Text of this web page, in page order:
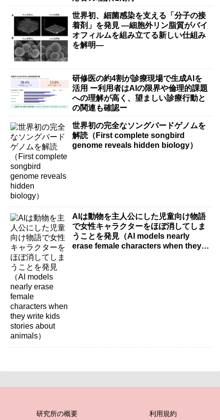
世界初、細菌感染を支える「分子の接
着剤」を発見 ―細胞外リン脂質がバイ
オフィルムを組み立てる新しい仕組み
を解明―
研修医の約4割が診療現場で生成AIを
活用 ー利用者はAIの限界や倫理的課題
への理解が高く、望ましい診療行動と
の関連も確認ー
世界初の完全なソングバードゲノムを
解読（First complete songbird
genome reveals hidden biology）
AIは動物を主人公にした児童向け物語
で女性キャラクターをほぼ消してしま
うことを発見（AI models nearly
erase female characters when they
研究所の概要 利用規約